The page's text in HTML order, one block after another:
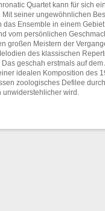
Quartet kann für sich
seiner ungewöhnlichen
das Ensemble in einem
vom persönlichen
großen Meistern der
des klassischen
geschah erstmals auf
idealen Komposition des
zoologisches Defilee
unwiderstehlicher wird.